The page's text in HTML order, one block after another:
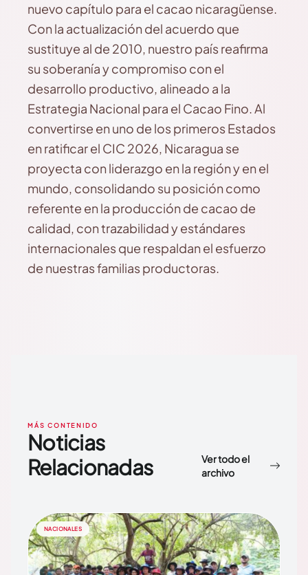
nuevo capítulo para el cacao nicaragüense.
Con la actualización del acuerdo que
sustituye al de 2010, nuestro país reafirma
su soberanía y compromiso con el
desarrollo productivo, alineado a la
Estrategia Nacional para el Cacao Fino. Al
convertirse en uno de los primeros Estados
en ratificar el CIC 2026, Nicaragua se
proyecta con liderazgo en la región y en el
mundo, consolidando su posición como
referente en la producción de cacao de
calidad, con trazabilidad y estándares
internacionales que respaldan el esfuerzo
de nuestras familias productoras.
MÁS CONTENIDO
Noticias
Relacionadas
Ver todo el
archivo
NACIONALES